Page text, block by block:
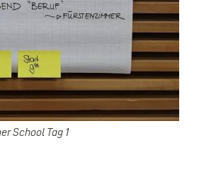
School Tag 1